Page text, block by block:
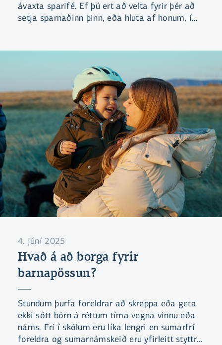
ávaxta sparifé. Ef þú ert að velta fyrir þér að
setja sparnaðinn þinn, eða hluta af honum, í
4. júní 2025
Hvað á að borga fyrir
barnapössun?
Stundum þurfa foreldrar að skreppa eða geta
ekki sótt börn á réttum tíma vegna vinnu eða
náms. Frí í skólum eru líka lengri en sumarfrí
foreldra og sumarnámskeið eru yfirleitt styttri